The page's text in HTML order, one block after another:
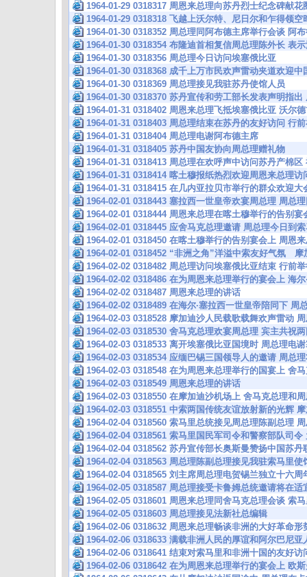
1964-01-29 0318317 周恩来总理向苏丹烈士纪念碑献花
1964-01-29 0318318 飞越上沃尔特、尼日尔和乍得领
1964-01-30 0318352 周总理同阿布德主席举行会谈 阿
1964-01-30 0318354 布隆迪首相复信周总理陈外长 表
1964-01-30 0318356 周总理今日访问埃塞俄比亚
1964-01-30 0318368 成千上万市民欢声雷动夹道欢迎
1964-01-30 0318369 周总理接见我驻苏丹使馆人员
1964-01-30 0318370 苏丹宣传和劳工部长发表声明指
1964-01-31 0318402 周恩来总理飞抵埃塞俄比亚 沃尔
1964-01-31 0318403 周总理结束在苏丹的友好访问 行
1964-01-31 0318404 周总理电谢阿布德主席
1964-01-31 0318405 苏丹中国友协向周总理赠礼物
1964-01-31 0318413 周总理在欢呼声中访问苏丹产棉
1964-01-31 0318414 喀土穆报纸热烈欢迎周恩来总理
1964-01-31 0318415 在几内亚拉贝市举行的群众欢迎
1964-02-01 0318443 塞拉西一世皇帝欢宴周总理 周总
1964-02-01 0318444 周恩来总理在喀土穆举行的告别
1964-02-01 0318445 应舍马克总理邀请 周总理今日到
1964-02-01 0318450 在喀土穆举行的告别宴会上 周恩
1964-02-01 0318452 “非洲之角”洋溢中索友好气氛
1964-02-02 0318482 周总理访问埃塞俄比亚结束 行前
1964-02-02 0318486 在为周恩来总理举行的宴会上 海
1964-02-02 0318487 周恩来总理的讲话
1964-02-02 0318489 在海尔·塞拉西一世皇帝陪同下 周
1964-02-03 0318528 摩加迪沙人民载歌载舞欢声雷动
1964-02-03 0318530 舍马克总理欢宴周总理 宾主共祝
1964-02-03 0318533 离开埃塞俄比亚国境时 周总理电
1964-02-03 0318534 应缅巴锡三国领导人的邀请 周总
1964-02-03 0318548 在为周恩来总理举行的国宴上 舍
1964-02-03 0318549 周恩来总理的讲话
1964-02-03 0318550 在摩加迪沙机场上 舍马克总理和
1964-02-03 0318551 中索两国传统友谊放射新的光辉
1964-02-04 0318560 索马里总统接见周总理陈副总理
1964-02-04 0318561 索马里国民军司令和警察部队司
1964-02-04 0318562 苏丹宣传部长奥斯曼赞扬中国苏
1964-02-04 0318563 周总理陈副总理接见我驻索马里使
1964-02-04 0318565 刘主席周总理电贺锡兰独立十六周
1964-02-05 0318587 周总理接受卡鲁姆总统邀请将在
1964-02-05 0318601 周恩来总理同舍马克总理会谈 索
1964-02-05 0318603 周总理接见法新社总编辑
1964-02-06 0318632 周恩来总理畅谈非洲的大好革命形
1964-02-06 0318633 满载非洲人民的厚谊和阿尔巴尼
1964-02-06 0318641 结束对索马里和非洲十国的友好
1964-02-06 0318642 在为周恩来总理举行的宴会上 欧